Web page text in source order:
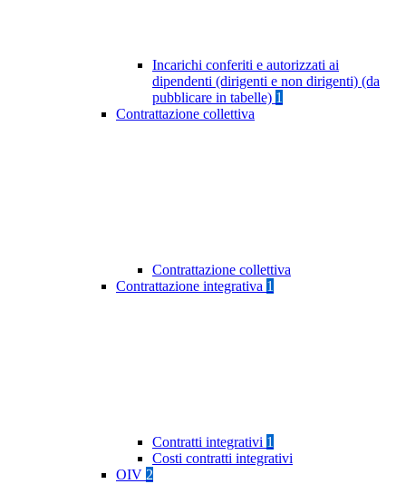
Incarichi conferiti e autorizzati ai
dipendenti (dirigenti e non dirigenti) (da
pubblicare in tabelle) 1
Contrattazione collettiva
Contrattazione collettiva
Contrattazione integrativa 1
Contratti integrativi 1
Costi contratti integrativi
OIV 2